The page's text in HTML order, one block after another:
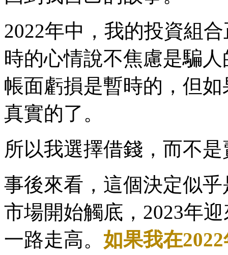
2022年中，我的投資組
時的心情說不焦慮是騙
帳面虧損是暫時的，但
真實的了。
所以我選擇借錢，而不
事後來看，這個決定似
市場開始觸底，2023年
一路走高。 如果我在